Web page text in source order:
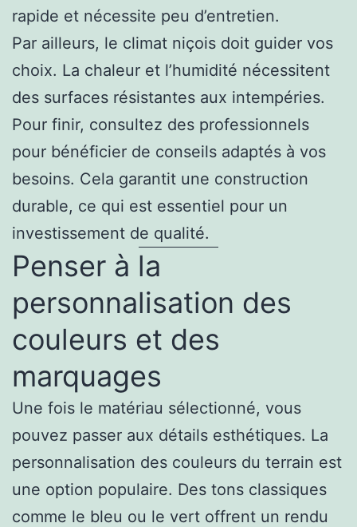
rapide et nécessite peu d’entretien.
Par ailleurs, le climat niçois doit guider vos
choix. La chaleur et l’humidité nécessitent
des surfaces résistantes aux intempéries.
Pour finir, consultez des professionnels
pour bénéficier de conseils adaptés à vos
besoins. Cela garantit une construction
durable, ce qui est essentiel pour un
investissement de qualité.
Penser à la
personnalisation des
couleurs et des
marquages
Une fois le matériau sélectionné, vous
pouvez passer aux détails esthétiques. La
personnalisation des couleurs du terrain est
une option populaire. Des tons classiques
comme le bleu ou le vert offrent un rendu